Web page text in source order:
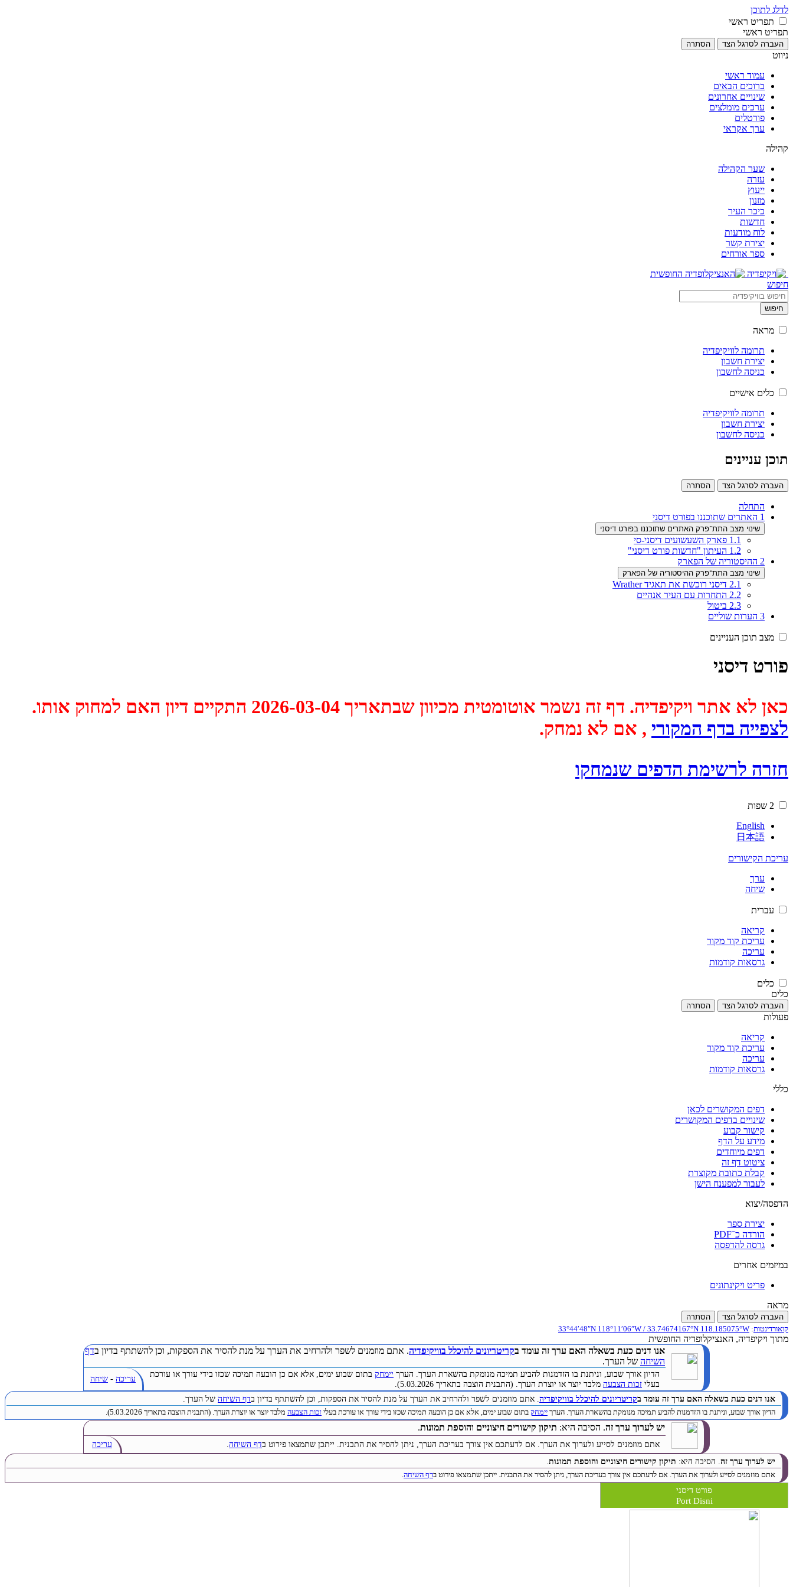
לדלג לתוכן
תפריט ראשי
תפריט ראשי
העברה לסרגל הצד הסתרה
ניווט
עמוד ראשי
ברוכים הבאים
שינויים אחרונים
ערכים מומלצים
פורטלים
ערך אקראי
קהילה
שער הקהילה
עזרה
ייעוץ
מזנון
כיכר העיר
חדשות
לוח מודעות
יצירת קשר
ספר אורחים
חיפוש
חיפוש
מראה
תרומה לוויקיפדיה
יצירת חשבון
כניסה לחשבון
כלים אישיים
תרומה לוויקיפדיה
יצירת חשבון
כניסה לחשבון
תוכן עניינים
העברה לסרגל הצד הסתרה
התחלה
1 האתרים שתוכננו בפורט דיסני
שינוי מצב התת־פרק האתרים שתוכננו בפורט דיסני
1.1 פארק השעשועים דיסני-סי
1.2 העיתון "חדשות פורט דיסני"
2 ההיסטוריה של הפארק
שינוי מצב התת־פרק ההיסטוריה של הפארק
2.1 דיסני רוכשת את תאגיד Wrather
2.2 התחרות עם העיר אנהיים
2.3 ביטול
3 הערות שוליים
מצב תוכן העניינים
פורט דיסני
כאן לא אתר ויקיפדיה. דף זה נשמר אוטומטית מכיוון שבתאריך 2026-03-04 התקיים דיון האם למחוק אותו.
לצפייה בדף המקורי , אם לא נמחק.
חזרה לרשימת הדפים שנמחקו
2 שפות
English
日本語
עריכת הקישורים
ערך
שיחה
עברית
קריאה
עריכת קוד מקור
עריכה
גרסאות קודמות
כלים
כלים
העברה לסרגל הצד הסתרה
פעולות
קריאה
עריכת קוד מקור
עריכה
גרסאות קודמות
כללי
דפים המקושרים לכאן
שינויים בדפים המקושרים
קישור קבוע
מידע על הדף
דפים מיוחדים
ציטוט דף זה
קבלת כתובת מקוצרת
לעבור למפענח הישן
הדפסה/יצוא
יצירת ספר
הורדה כ־PDF
גרסה להדפסה
במיזמים אחרים
פריט ויקינתונים
מראה
העברה לסרגל הצד
הסתרה
קואורדינטות:
33°44′48″N 118°11′06″W / 33.74674167°N 118.185075°W
מתוך ויקיפדיה, האנציקלופדיה החופשית
אנו דנים כעת בשאלה האם ערך זה עומד בקריטריונים להיכלל בוויקיפדיה. אתם מוזמנים לשפר ולהרחיב את הערך על מנת להסיר את הספקות, וכן להשתתף בדיון בדף
השיחה של הערך.
הדיון אורך שבוע, וניתנת בו הזדמנות להביע תמיכה מנומקת בהשארת הערך. הערך יימחק בתום שבוע ימים, אלא אם כן הובעה תמיכה שכזו בידי עורך או עורכת
בעלי זכות הצבעה מלבד יוצר או יוצרת הערך. (התבנית הוצבה בתאריך 5.03.2026).
עריכה - שיחה
אנו דנים כעת בשאלה האם ערך זה עומד בקריטריונים להיכלל בוויקיפדיה. אתם מוזמנים לשפר ולהרחיב את הערך על מנת להסיר את הספקות, וכן להשתתף בדיון בדף השיחה של הערך.
הדיון אורך שבוע, וניתנת בו הזדמנות להביע תמיכה מנומקת בהשארת הערך. הערך יימחק בתום שבוע ימים, אלא אם כן הובעה תמיכה שכזו בידי עורך או עורכת בעלי זכות הצבעה מלבד יוצר או יוצרת הערך. (התבנית הוצבה בתאריך 5.03.2026).
יש לערוך ערך זה. הסיבה היא: תיקון קישורים חיצוניים והוספת תמונות.
אתם מוזמנים לסייע ולערוך את הערך. אם לדעתכם אין צורך בעריכת הערך, ניתן להסיר את התבנית. ייתכן שתמצאו פירוט בדף השיחה.
עריכה
יש לערוך ערך זה. הסיבה היא: תיקון קישורים חיצוניים והוספת תמונות.
אתם מוזמנים לסייע ולערוך את הערך. אם לדעתכם אין צורך בעריכת הערך, ניתן להסיר את התבנית. ייתכן שתמצאו פירוט בדף השיחה.
פורט דיסני
Port Disni